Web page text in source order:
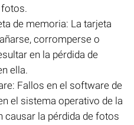
fotos.
de memoria: La tarjeta
corromperse o
en la pérdida de
ella.
Fallos en el software de
el sistema operativo de la
causar la pérdida de fotos